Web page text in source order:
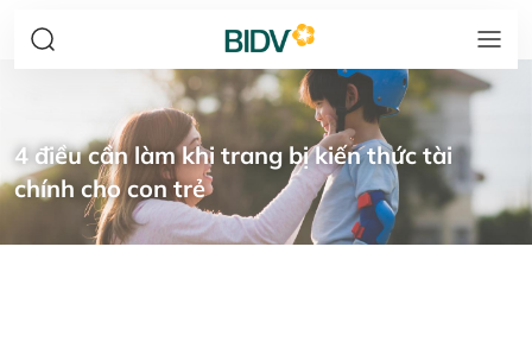
4 điều cần làm khi trang bị kiến thức tài
chính cho con trẻ